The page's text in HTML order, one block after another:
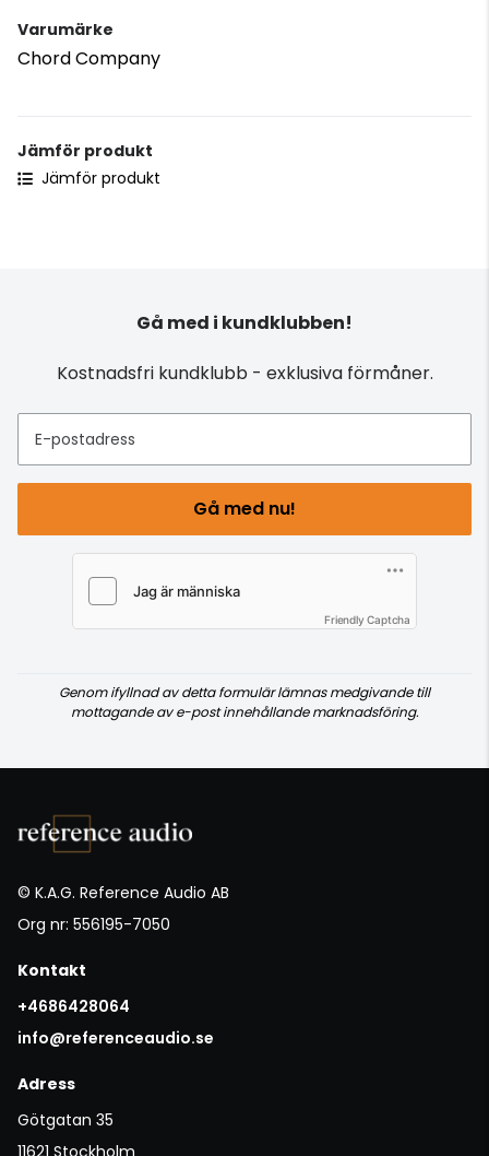
Varumärke
Chord Company
Jämför produkt
Jämför produkt
Gå med i kundklubben!
Kostnadsfri kundklubb - exklusiva förmåner.
E-postadress
Gå med nu!
Friendly Captcha
Genom ifyllnad av detta formulär lämnas medgivande till
mottagande av e-post innehållande marknadsföring.
© K.A.G. Reference Audio AB
Org nr: 556195-7050
Kontakt
+4686428064
info@referenceaudio.se
Adress
Götgatan 35
11621 Stockholm